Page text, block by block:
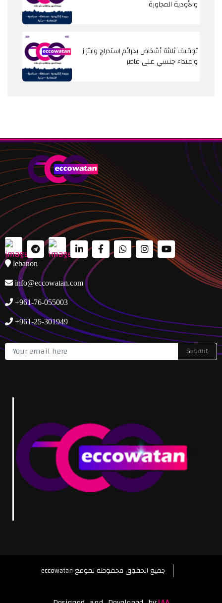
والأودية المجاورة
توقيف ثلاثة أشخاص بجرائم استدراج وابتزاز
واعتداء جنسي على قاصر
lebanon
info@eccowatan.com
+961-76-055003
+961-25-301949
Submit
eccowatan جميع الحقوق محفوظة لموقع